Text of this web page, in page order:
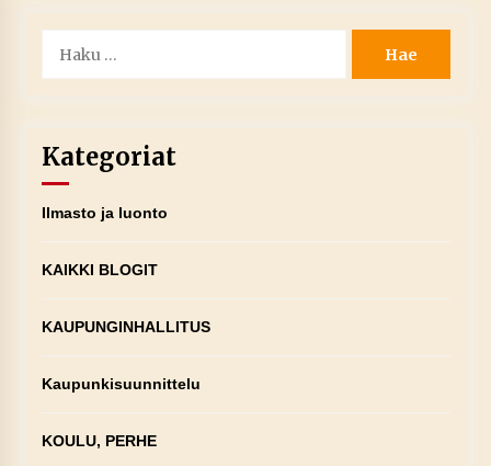
Kategoriat
Ilmasto ja luonto
KAIKKI BLOGIT
KAUPUNGINHALLITUS
Kaupunkisuunnittelu
KOULU, PERHE